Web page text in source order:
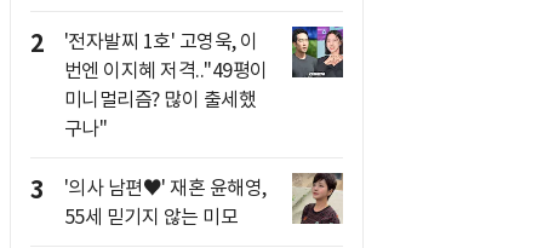
2
'전자발찌 1호' 고영욱, 이
번엔 이지혜 저격.."49평이
미니멀리즘? 많이 출세했
구나"
3
'의사 남편♥' 재혼 윤해영,
55세 믿기지 않는 미모